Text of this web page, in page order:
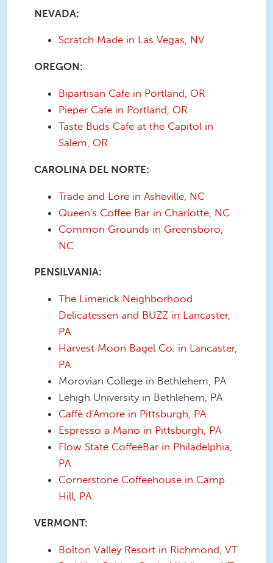
NEVADA:
Scratch Made in Las Vegas, NV
OREGON:
Bipartisan Cafe in Portland, OR
Pieper Cafe in Portland, OR
Taste Buds Cafe at the Capitol in
Salem, OR
CAROLINA DEL NORTE:
Trade and Lore in Asheville, NC
Queen's Coffee Bar in Charlotte, NC
Common Grounds in Greensboro,
NC
PENSILVANIA:
The Limerick Neighborhood
Delicatessen and BUZZ in Lancaster,
PA
Harvest Moon Bagel Co. in Lancaster,
PA
Morovian College in Bethlehem, PA
Lehigh University in Bethlehem, PA
Caffè d'Amore in Pittsburgh, PA
Espresso a Mano in Pittsburgh, PA
Flow State CoffeeBar in Philadelphia,
PA
Cornerstone Coffeehouse in Camp
Hill, PA
VERMONT:
Bolton Valley Resort in Richmond, VT